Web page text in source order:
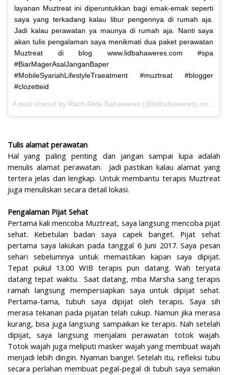
layanan Muztreat ini diperuntukkan bagi emak-emak seperti
saya yang terkadang kalau libur pengennya di rumah aja.
Jadi kalau perawatan ya maunya di rumah aja. Nanti saya
akan tulis pengalaman saya menikmati dua paket perawatan
Muztreat di blog www.lidbahaweres.com #spa
#BiarMagerAsalJanganBaper
#MobileSyariahLifestyleTraeatment #muztreat #blogger
#clozetteid
A post shared by Rach Alida Bahaweres (@lidbahaweres) onJul
Tulis alamat perawatan
Hal yang paling penting dan jangan sampai lupa adalah
menulis alamat perawatan. Jadi pastikan kalau alamat yang
tertera jelas dan lengkap. Untuk membantu terapis Muztreat
juga menuliskan secara detail lokasi.
Pengalaman Pijat Sehat
Pertama kali mencoba Muztreat, saya langsung mencoba pijat
sehat. Kebetulan badan saya capek banget. Pijat sehat
pertama saya lakukan pada tanggal 6 Juni 2017. Saya pesan
sehari sebelumnya untuk memastikan kapan saya dipijat.
Tepat pukul 13.00 WIB terapis pun datang. Wah teryata
datang tepat waktu. Saat datang, mba Marsha sang terapis
ramah langsung mempersiapkan saya untuk dipijat sehat.
Pertama-tama, tubuh saya dipijat oleh terapis. Saya sih
merasa tekanan pada pijatan telah cukup. Namun jika merasa
kurang, bisa juga langsung sampaikan ke terapis. Nah setelah
dipijat, saya langsung menjalani perawatan totok wajah.
Totok wajah juga meliputi masker wajah yang membuat wajah
menjadi lebih dingin. Nyaman bange!. Setelah itu, refleksi tubu
secara perlahan membuat pegal-pegal di tubuh saya semakin